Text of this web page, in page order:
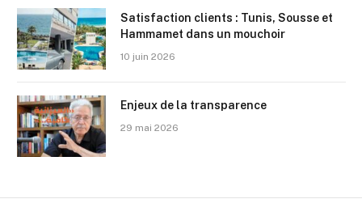
Satisfaction clients : Tunis, Sousse et
Hammamet dans un mouchoir
10 juin 2026
Enjeux de la transparence
29 mai 2026